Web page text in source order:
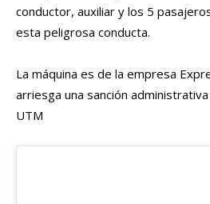
conductor, auxiliar y los 5
esta peligrosa conducta.
La máquina es de la empresa
arriesga una sanción
UTM